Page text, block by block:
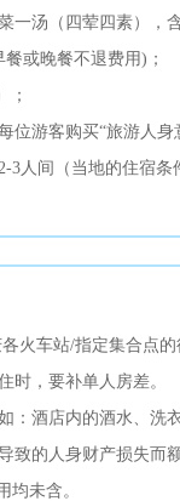
一汤（四荤四素）
餐或晚餐不退费用)；
；
游客购买“旅游人
3人间（当地的住宿
火车站/指定集合点的
时，要补单人房差。
：酒店内的酒水、洗
致的人身财产损失而
均未含。